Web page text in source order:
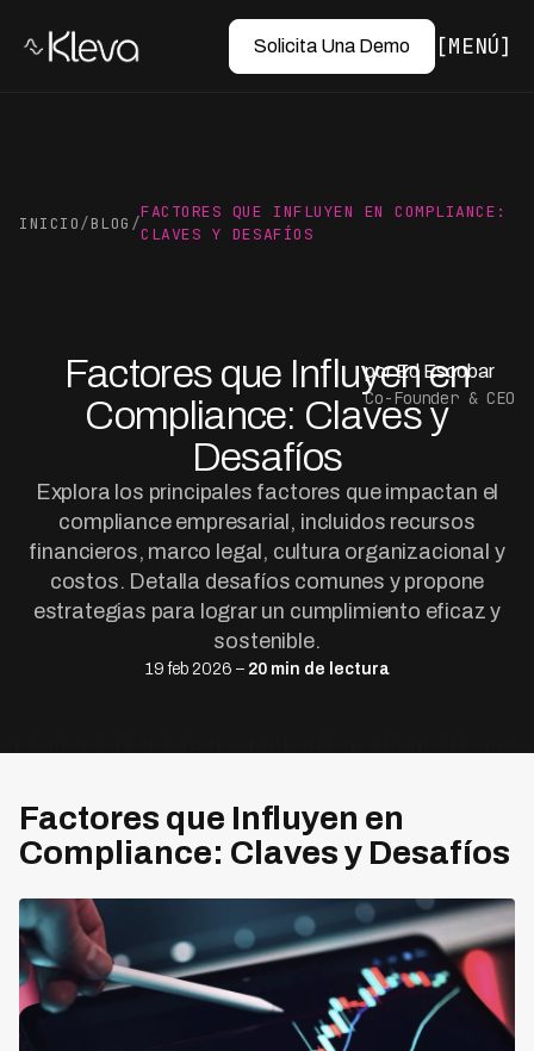
Solicita Una Demo MENÚ
INICIO/BLOG /
FACTORES QUE INFLUYEN EN COMPLIANCE:
CLAVES Y DESAFÍOS
Factores que Influyen en
Compliance: Claves y
Desafíos
Explora los principales factores que impactan el
compliance empresarial, incluidos recursos
financieros, marco legal, cultura organizacional y
costos. Detalla desafíos comunes y propone
estrategias para lograr un cumplimiento eficaz y
sostenible.
19 feb 2026 – 20 min de lectura
por Ed Escobar
Co-Founder & CEO
Factores que Influyen en
Compliance: Claves y Desafíos